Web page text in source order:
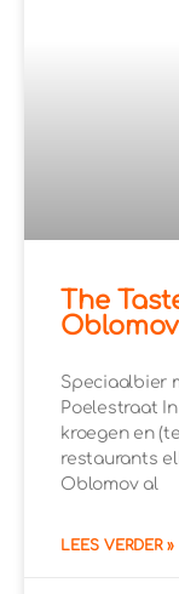
The
Oblomov
Speciaalbier
Poelestraat
kroegen en
restaurants
Oblomov al
LEES VERDER »